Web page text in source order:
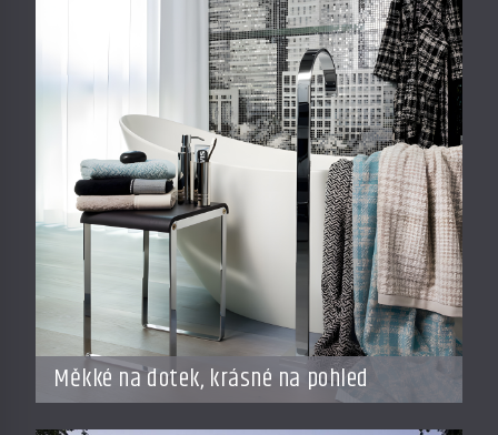
Měkké na dotek, krásné na pohled